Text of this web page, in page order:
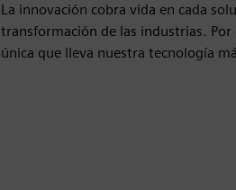
La innovación cobra vida en cada
transformación de las industrias. Por
única que lleva nuestra tecnología